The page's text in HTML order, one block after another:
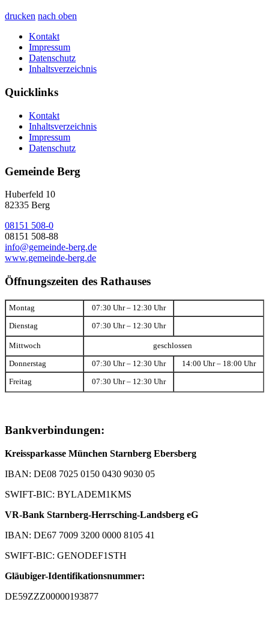
drucken nach oben
Kontakt
Impressum
Datenschutz
Inhaltsverzeichnis
Quicklinks
Kontakt
Inhaltsverzeichnis
Impressum
Datenschutz
Gemeinde Berg
Huberfeld 10
82335 Berg
08151 508-0
08151 508-88
info@gemeinde-berg.de
www.gemeinde-berg.de
Öffnungszeiten des Rathauses
Montag 07:30 Uhr – 12:30 Uhr
Dienstag 07:30 Uhr – 12:30 Uhr
Mittwoch geschlossen
Donnerstag 07:30 Uhr – 12:30 Uhr 14:00 Uhr – 18:00 Uhr
Freitag 07:30 Uhr – 12:30 Uhr
Bankverbindungen:
Kreissparkasse München Starnberg Ebersberg
IBAN: DE08 7025 0150 0430 9030 05
SWIFT-BIC: BYLADEM1KMS
VR-Bank Starnberg-Herrsching-Landsberg eG
IBAN: DE67 7009 3200 0000 8105 41
SWIFT-BIC: GENODEF1STH
Gläubiger-Identifikationsnummer:
DE59ZZZ00000193877